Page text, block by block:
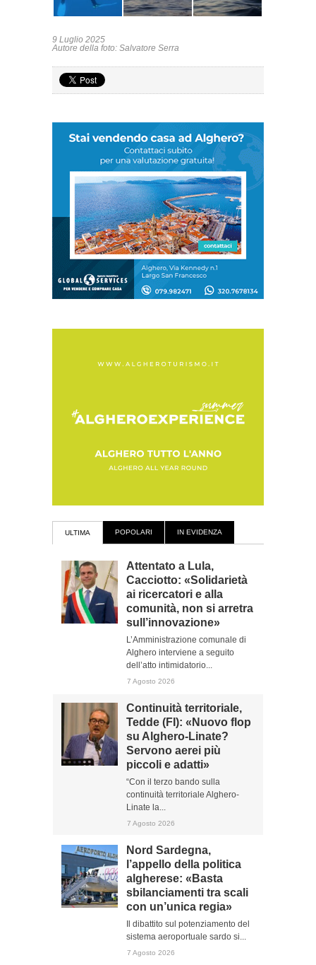
9 Luglio 2025
Autore della foto: Salvatore Serra
ULTIMA POPOLARI IN EVIDENZA
Attentato a Lula,
Cacciotto: «Solidarietà
ai ricercatori e alla
comunità, non si arretra
sull’innovazione»
L’Amministrazione comunale di
Alghero interviene a seguito
dell’atto intimidatorio...
7 Agosto 2026
Continuità territoriale,
Tedde (FI): «Nuovo flop
su Alghero-Linate?
Servono aerei più
piccoli e adatti»
“Con il terzo bando sulla
continuità territoriale Alghero-
Linate la...
7 Agosto 2026
Nord Sardegna,
l’appello della politica
algherese: «Basta
sbilanciamenti tra scali
con un’unica regia»
Il dibattito sul potenziamento del
sistema aeroportuale sardo si...
7 Agosto 2026